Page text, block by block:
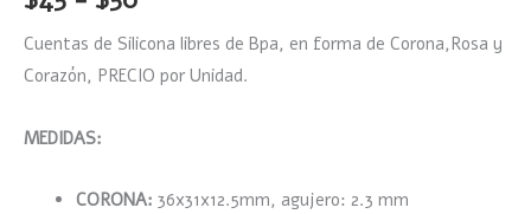
Cuentas de Silicona libres de Bpa, en forma de Corona,Rosa y
Corazón, PRECIO por Unidad.
MEDIDAS:
CORONA: 36x31x12.5mm, agujero: 2.3 mm